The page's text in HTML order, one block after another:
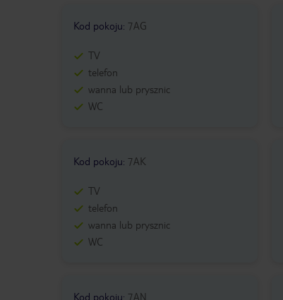
Kod pokoju: 7AG
TV
telefon
wanna lub prysznic
WC
Kod pokoju: 7AK
TV
telefon
wanna lub prysznic
WC
Kod pokoju: 7AN